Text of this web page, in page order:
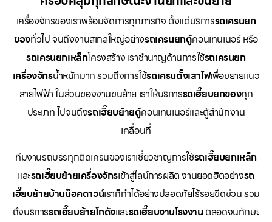
เครื่องจักรของเราพร้อมจัดการทุกภารกิจ ตั้งแต่บริการรถเครนยก
ของทั่วไป จนถึงงานสเกลใหญ่อย่างรถเครนยกตู้คอนเทนเนอร์ หรือ
รถเครนยกเหล็กโครงสร้าง เราชำนาญด้านการใช้รถเครนยก
เครื่องจักรน้ำหนักมาก รวมถึงการใช้รถเครนตั้งเสาไฟเพื่อขยายแนว
สายไฟฟ้า ในส่วนของงานขนย้าย เราให้บริการรถเฮี๊ยบยกของทุก
ประเภท ไปจนถึงรถเฮี๊ยบย้ายตู้คอนเทนเนอร์และตู้สำนักงาน
เคลื่อนที่
ทีมงานรถบรรทุกติดเครนของเราเชี่ยวชาญการใช้รถเฮี๊ยบยกเหล็ก
และรถเฮี๊ยบย้ายเครื่องจักรเข้าสู่ไลน์การผลิต งานยอดฮิตอย่างรถ
เฮี๊ยบย้ายบ้านน็อคดาวน์เราก็ทำได้อย่างปลอดภัยไร้รอยขีดข่วน รวม
ถึงบริการรถเฮี๊ยบย้ายโกดังและรถเฮี๊ยบงานโรงงาน ตลอดจนทักษะ